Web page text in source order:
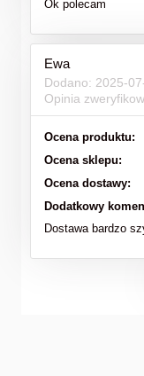
Ok polecam
Ewa
Dodano: 2025-
Opinia
Ocena produktu:
Ocena sklepu:
Ocena dostawy:
Dodatkowy
Dostawa bardzo